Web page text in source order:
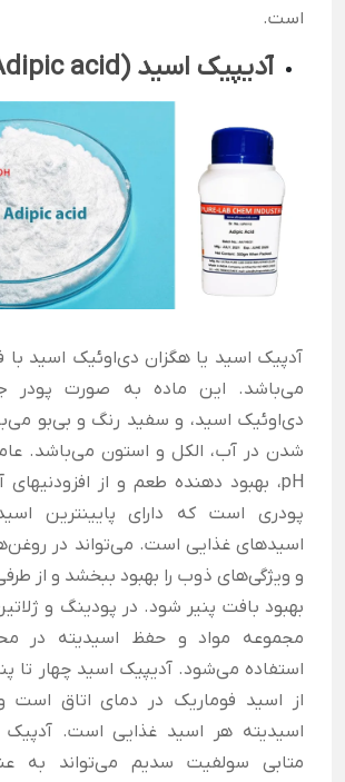
است.
آدیپیک اسید (Adipic acid)
می‌باشد. این ماده به صورت پودر
دی‌اوئیک اسید، و سفید رنگ و بی‌بو
شدن در آب، الکل و استون می‌باشد.
pH، بهبود دهنده طعم و از
پودری است که دارای پایینترین
اسیدهای غذایی است. می‌تواند در
و ویژگی‌های ذوب را بهبود ببخشد و از
بهبود بافت پنیر شود. در پودینگ و
مجموعه مواد و حفظ اسیدیته در
استفاده می‌شود. آدیپیک اسید چهار تا
از اسید فوماریک در دمای اتاق است
اسیدیته هر اسید غذایی است. آدپیک
متابی سولفیت سدیم می‌تواند به